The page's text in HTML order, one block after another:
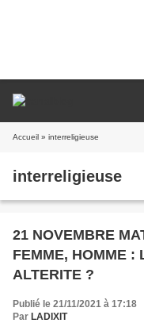
Accueil » interreligieuse
interreligieuse
21 NOVEMBRE
FEMME, HOMME :
ALTERITE ?
Publié le 21/11/2021 à 17:18
Par LADIXIT